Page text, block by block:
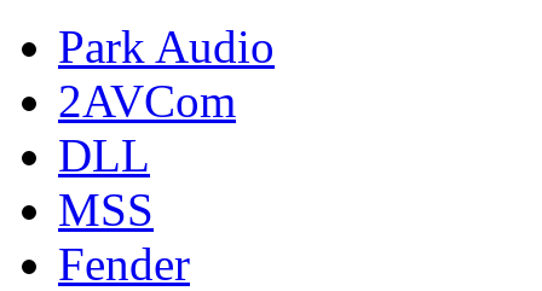
Park Audio
2AVCom
DLL
MSS
Fender